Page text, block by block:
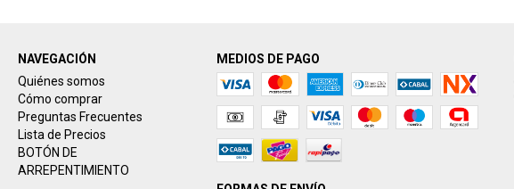
NAVEGACIÓN
Quiénes somos
Cómo comprar
Preguntas Frecuentes
Lista de Precios
BOTÓN DE
ARREPENTIMIENTO
MEDIOS DE PAGO